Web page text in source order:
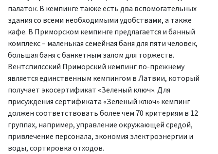
палаток. В кемпинге также есть два вспомогательных
здания со всеми необходимыми удобствами, а также
кафе. В Приморском кемпинге предлагается и банный
комплекс – маленькая семейная баня для пяти человек,
большая баня с банкетным залом для торжеств.
Вентспилсский Приморский кемпинг по-прежнему
является единственным кемпингом в Латвии, который
получает экосертификат «Зеленый ключ». Для
присуждения сертификата «Зеленый ключ» кемпинг
должен соответствовать более чем 70 критериям в 12
группах, например, управление окружающей средой,
привлечение персонала, экономия электроэнергии и
воды, сортировка отходов.